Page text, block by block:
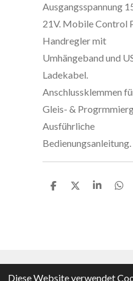
Diese Website verwendet
Ausgangsspannung
21V. Mobile Control
Handregler mit
Umhängeband und
Ladekabel.
Anschlussklemmen
Gleis- &
Ausführliche
Bedienungsanleitung.
T
T
T
T